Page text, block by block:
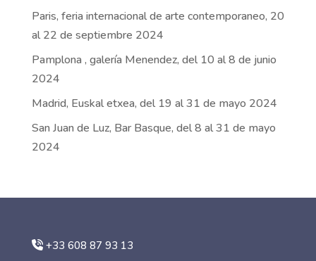
Paris, feria internacional de arte contemporaneo, 20
al 22 de septiembre 2024
Pamplona , galería Menendez, del 10 al 8 de junio
2024
Madrid, Euskal etxea, del 19 al 31 de mayo 2024
San Juan de Luz, Bar Basque, del 8 al 31 de mayo
2024
+33 608 87 93 13